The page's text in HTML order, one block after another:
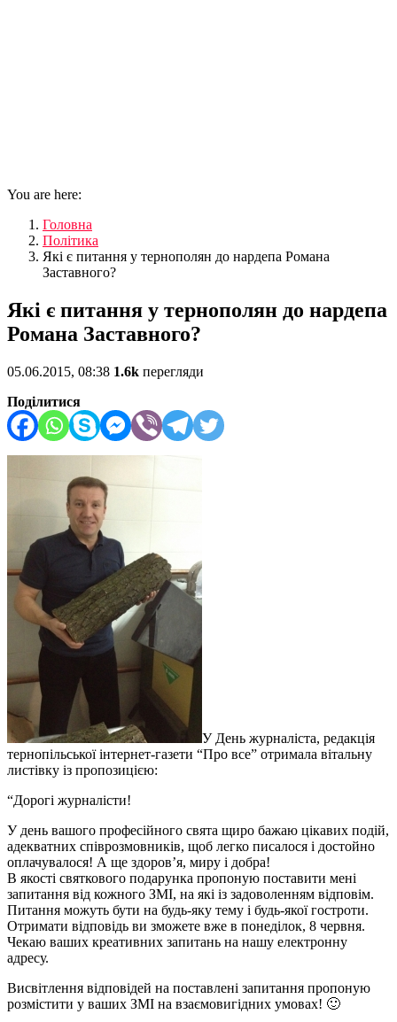
You are here:
Головна
Політика
Які є питання у тернополян до нардепа Романа
Заставного?
Які є питання у тернополян до нардепа
Романа Заставного?
05.06.2015, 08:38 1.6k перегляди
Поділитися
У День журналіста, редакція
тернопільської інтернет-газети “Про все” отримала вітальну
листівку із пропозицією:
“Дорогі журналісти!
У день вашого професійного свята щиро бажаю цікавих подій,
адекватних співрозмовників, щоб легко писалося і достойно
оплачувалося! А ще здоров’я, миру і добра!
В якості святкового подарунка пропоную поставити мені
запитання від кожного ЗМІ, на які із задоволенням відповім.
Питання можуть бути на будь-яку тему і будь-якої гостроти.
Отримати відповідь ви зможете вже в понеділок, 8 червня.
Чекаю ваших креативних запитань на нашу електронну
адресу.
Висвітлення відповідей на поставлені запитання пропоную
розмістити у ваших ЗМІ на взаємовигідних умовах! 🙂